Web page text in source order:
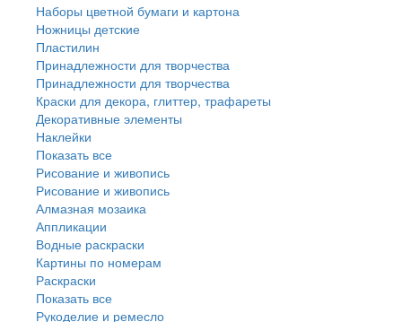
Наборы цветной бумаги и картона
Ножницы детские
Пластилин
Принадлежности для творчества
Принадлежности для творчества
Краски для декора, глиттер, трафареты
Декоративные элементы
Наклейки
Показать все
Рисование и живопись
Рисование и живопись
Алмазная мозаика
Аппликации
Водные раскраски
Картины по номерам
Раскраски
Показать все
Рукоделие и ремесло